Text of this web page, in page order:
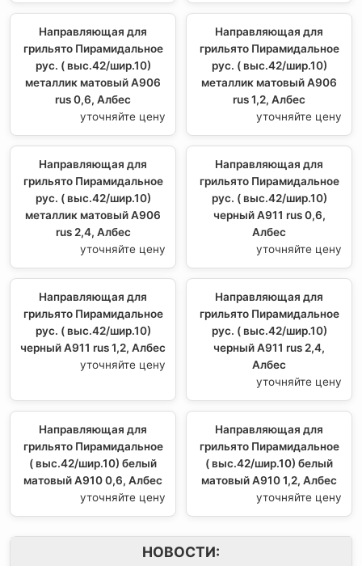
Направляющая для
грильято Пирамидальное
рус. ( выс.42/шир.10)
металлик матовый А906
rus 0,6, Албес
уточняйте цену
Направляющая для
грильято Пирамидальное
рус. ( выс.42/шир.10)
металлик матовый А906
rus 1,2, Албес
уточняйте цену
Направляющая для
грильято Пирамидальное
рус. ( выс.42/шир.10)
металлик матовый А906
rus 2,4, Албес
уточняйте цену
Направляющая для
грильято Пирамидальное
рус. ( выс.42/шир.10)
черный А911 rus 0,6,
Албес
уточняйте цену
Направляющая для
грильято Пирамидальное
рус. ( выс.42/шир.10)
черный А911 rus 1,2, Албес
уточняйте цену
Направляющая для
грильято Пирамидальное
рус. ( выс.42/шир.10)
черный А911 rus 2,4,
Албес
уточняйте цену
Направляющая для
грильято Пирамидальное
( выс.42/шир.10) белый
матовый А910 0,6, Албес
уточняйте цену
Направляющая для
грильято Пирамидальное
( выс.42/шир.10) белый
матовый А910 1,2, Албес
уточняйте цену
НОВОСТИ: